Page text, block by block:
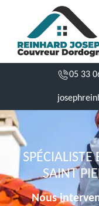
05 33
SAINT
Nous